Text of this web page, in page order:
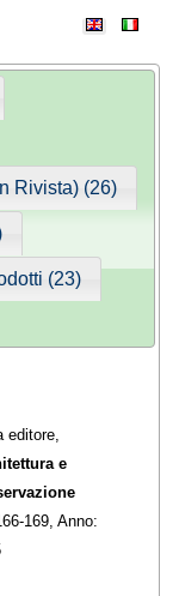
Rivista) (26)
(23)
editore,
e
-169, Anno: